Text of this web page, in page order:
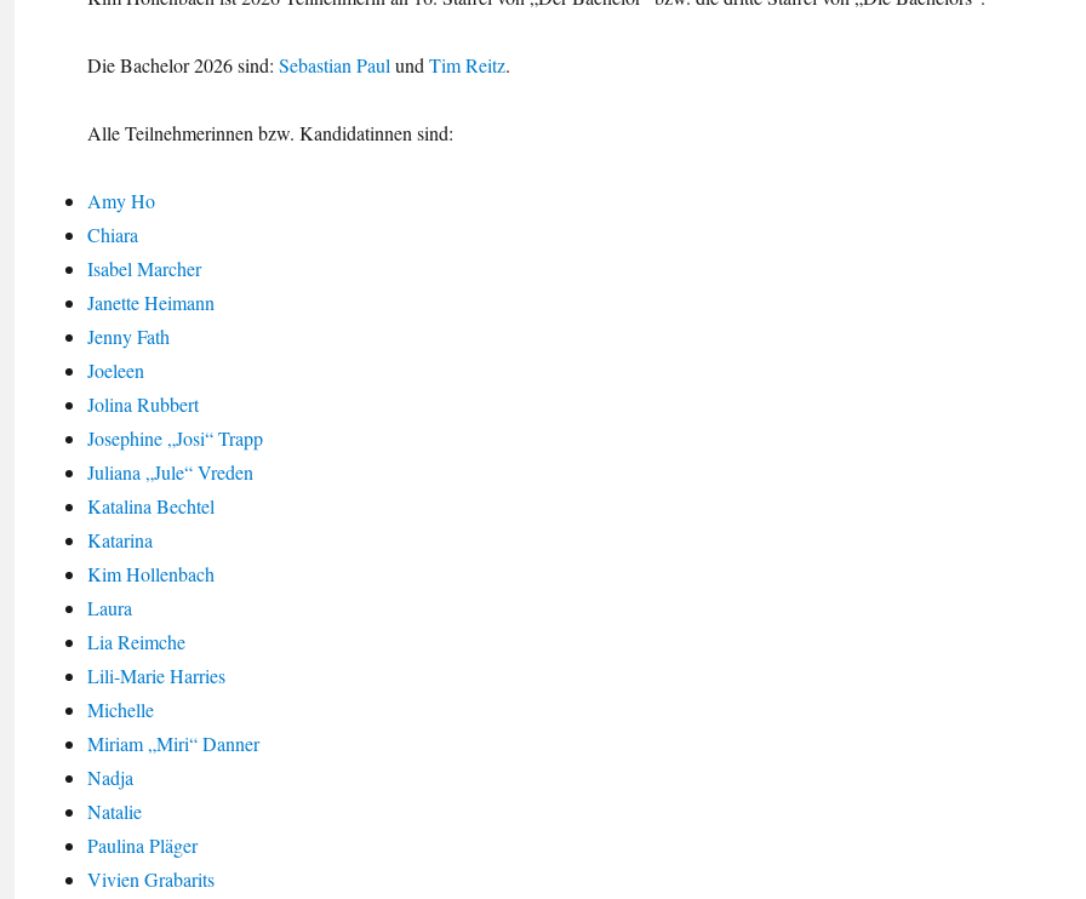
Die Bachelor 2026 sind: Sebastian Paul und Tim Reitz.
Alle Teilnehmerinnen bzw. Kandidatinnen sind:
Amy Ho
Chiara
Isabel Marcher
Janette Heimann
Jenny Fath
Joeleen
Jolina Rubbert
Josephine „Josi“ Trapp
Juliana „Jule“ Vreden
Katalina Bechtel
Katarina
Kim Hollenbach
Laura
Lia Reimche
Lili-Marie Harries
Michelle
Miriam „Miri“ Danner
Nadja
Natalie
Paulina Pläger
Vivien Grabarits